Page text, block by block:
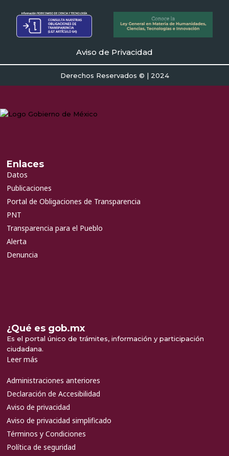
Aviso de Privacidad
Derechos Reservados © | 2024
Enlaces
Datos
Publicaciones
Portal de Obligaciones de Transparencia
PNT
Transparencia para el Pueblo
Alerta
Denuncia
¿Qué es gob.mx
Es el portal único de trámites, información y participación
ciudadana.
Leer más
Administraciones anteriores
Declaración de Accesibilidad
Aviso de privacidad
Aviso de privacidad simplificado
Términos y Condiciones
Política de seguridad